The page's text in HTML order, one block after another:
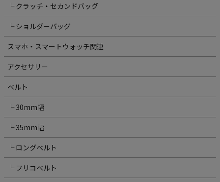
└ クラッチ・セカンドバッグ
└ ショルダーバッグ
スマホ・スマートウォッチ関連
アクセサリー
ベルト
└ 30mm幅
└ 35mm幅
└ ロングベルト
└ フリコベルト